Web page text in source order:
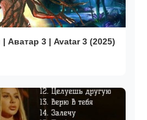
Аватар 3 | Avatar 3 (2025)